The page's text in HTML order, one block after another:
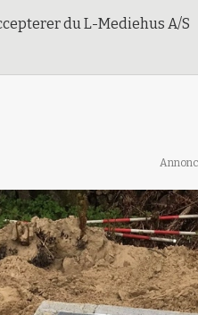
du L-Mediehus A/S